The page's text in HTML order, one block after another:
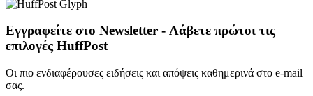
Εγγραφείτε στο Newsletter - Λάβετε πρώτοι τις
επιλογές HuffPost
Οι πιο ενδιαφέρουσες ειδήσεις και απόψεις καθημερινά στο e-mail
σας.